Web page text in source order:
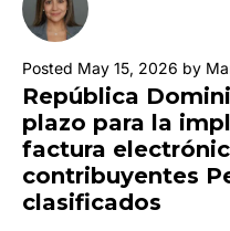
Posted May 15, 2026 by
República
plazo para la
factura
contribuyentes
clasificados